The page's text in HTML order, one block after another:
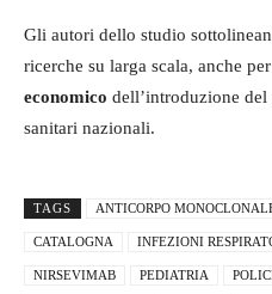
Gli autori dello studio
ricerche su larga scala, anche
economico dell’introduzione
sanitari nazionali.
TAGS ANTICORPO
CATALOGNA INFEZIONI
NIRSEVIMAB PEDIATRIA